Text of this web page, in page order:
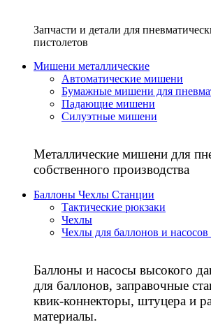
Запчасти и детали для
пистолетов
Мишени металлические
Автоматические мишени
Бумажные мишени для
Падающие мишени
Силуэтные мишени
Металлические мишени для
собственного производства
Баллоны Чехлы Станции
Тактические рюкзаки
Чехлы
Чехлы для баллонов и
Баллоны и насосы высокого
для баллонов, заправочные
квик-коннекторы, штуцера и
материалы.